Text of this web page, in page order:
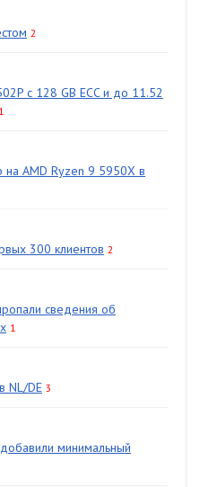
2
с 128 GB ECC и до 11.52
1
AMD Ryzen 9 5950X в
300 клиентов 2
сведения об
1
NL/DE 3
минимальный